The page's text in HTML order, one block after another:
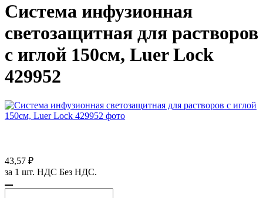
Система инфузионная
светозащитная для растворов
с иглой 150см, Luer Lock
429952
43,57 ₽
за 1 шт. НДС Без НДС.